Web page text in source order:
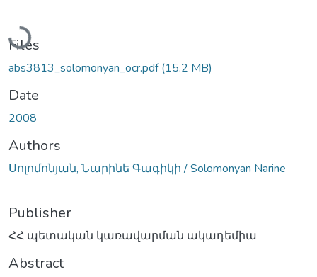
Loading...
Files
abs3813_solomonyan_ocr.pdf(15.2 MB)
Date
2008
Authors
Սոլոմոնյան, Նարինե Գագիկի / Solomonyan Narine
Publisher
ՀՀ պետական կառավարման ակադեմիա
Abstract